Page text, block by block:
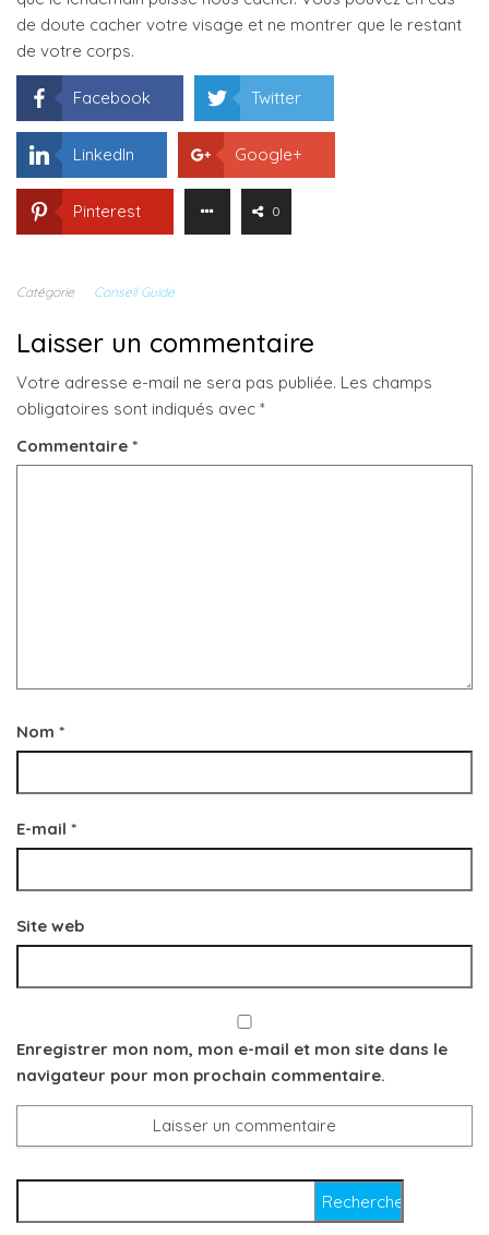
de doute cacher votre visage et ne montrer que le restant
de votre corps.
Facebook Twitter
LinkedIn Google+
Pinterest 0
Catégorie Conseil Guide
Laisser un commentaire
Votre adresse e-mail ne sera pas publiée. Les champs
obligatoires sont indiqués avec *
Commentaire *
Nom *
E-mail *
Site web
Enregistrer mon nom, mon e-mail et mon site dans le
navigateur pour mon prochain commentaire.